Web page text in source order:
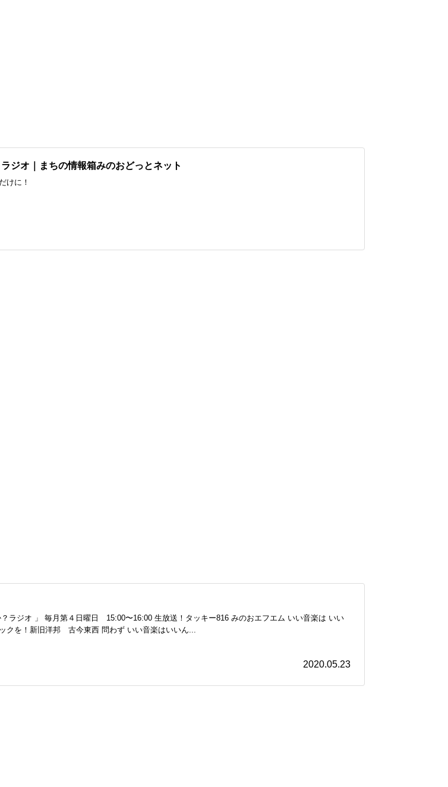
ジオ｜まちの情報箱みのおどっとネット
けに！
ラジオ 」 毎月第４日曜日 15:00〜16:00 生放送！タッキー816 みのおエフエム いい音楽は いい
クを！新旧洋邦 古今東西 問わず いい音楽はいいん...
2020.05.23